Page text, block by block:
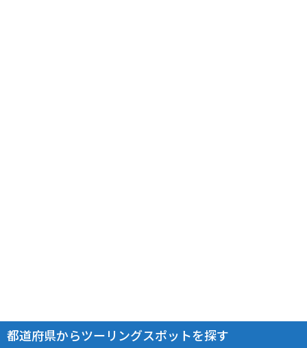
都道府県からツーリングスポットを探す